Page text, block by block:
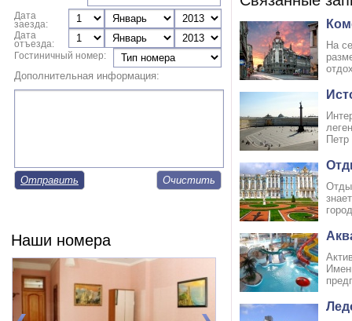
Дата
заезда:
Дата
отъезда:
Гостиничный номер:
Дополнительная информация:
Отправить
Наши номера
На